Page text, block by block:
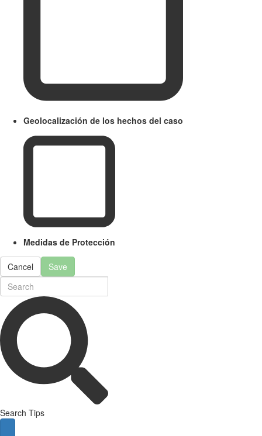
Geolocalización de los hechos del caso
Medidas de Protección
Cancel Save
Search Tips